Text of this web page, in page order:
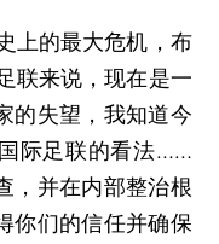
的最大危机，布
联来说，现在是一
的失望，我知道今
际足联的看法……
，并在内部整治根
你们的信任并确保